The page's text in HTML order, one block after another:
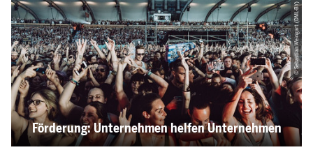
Förderung: Unternehmen helfen Unternehmen
© Sebastian Weingart (DML-BY)